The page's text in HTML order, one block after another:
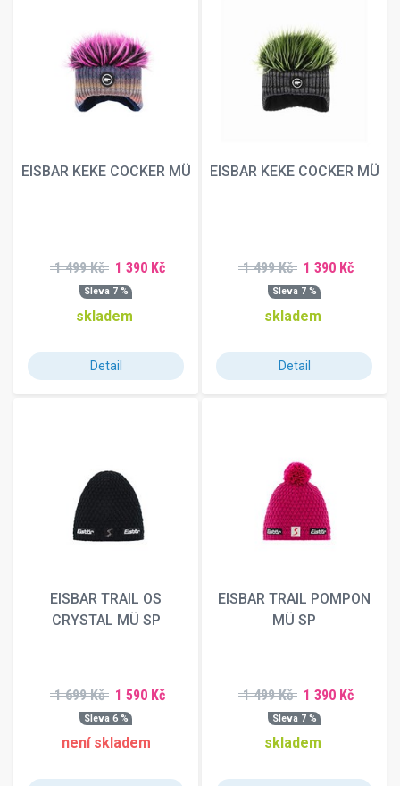
EISBAR KEKE COCKER MÜ
1 499 Kč 1 390 Kč
Sleva 7 %
skladem
Detail
EISBAR KEKE COCKER MÜ
1 499 Kč 1 390 Kč
Sleva 7 %
skladem
Detail
EISBAR TRAIL OS
CRYSTAL MÜ SP
1 699 Kč 1 590 Kč
Sleva 6 %
není skladem
EISBAR TRAIL POMPON
MÜ SP
1 499 Kč 1 390 Kč
Sleva 7 %
skladem